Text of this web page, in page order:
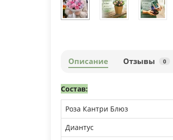
Описание Отзывы 0
Состав:
Роза Кантри Блюз
Диантус